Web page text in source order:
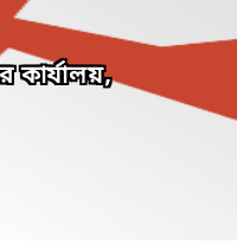
কার্যালয়,